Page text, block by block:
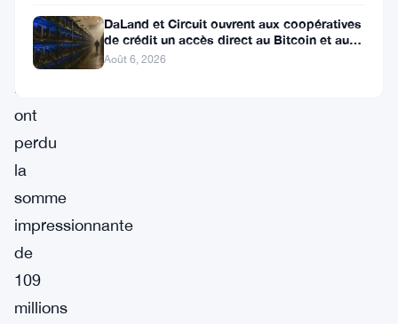
Les
ETF
Bitcoin
ont
perdu
la
somme
impressionnante
de
109
millions
DaLand et Circuit ouvrent aux coopératives
de crédit un accès direct au Bitcoin et aux
actifs numériques
Août 6, 2026